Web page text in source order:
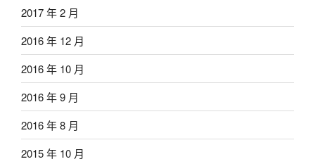
2017 年 2 月
2016 年 12 月
2016 年 10 月
2016 年 9 月
2016 年 8 月
2015 年 10 月